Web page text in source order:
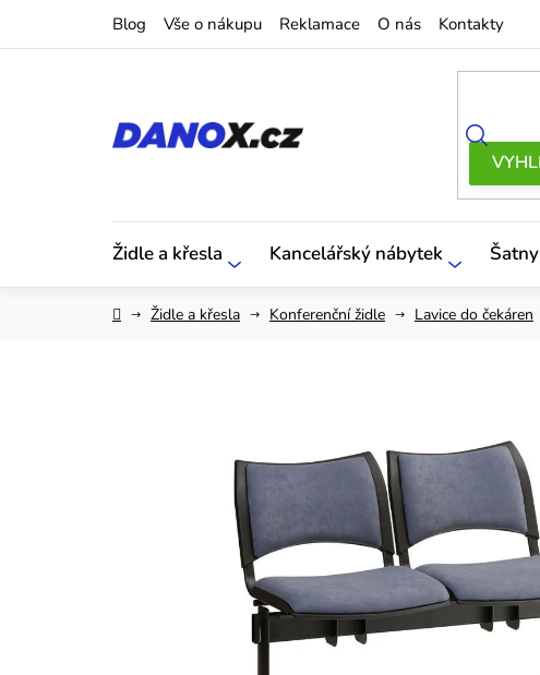
Blog Vše o nákupu Reklamace O nás Kontakty
Židle a křesla Kancelářský nábytek Šatny
DomůŽidle a křesla Konferenční židle Lavice do čekáren